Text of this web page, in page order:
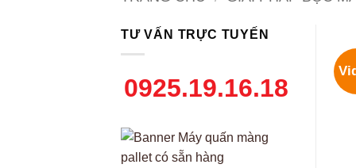
TƯ VẤN TRỰC TUYẾN
0925.19.16.18